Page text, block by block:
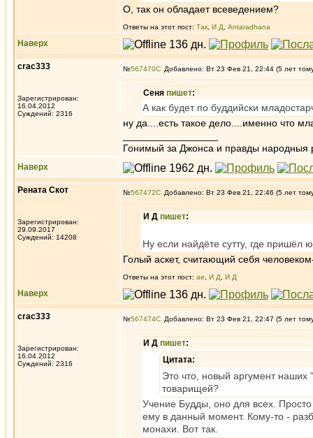
О, так он обладает всеведением?
Ответы на этот пост: Так И Д Antaradhana
Наверх
crac333
Зарегистрирован:
16.04.2012
Суждений: 2316
№567470 Добавлено: Вт 23 Фев 21, 22:44 (5 лет
Сеня пишет:
А как будет по буддийски
ну да....есть такое дело....именно что
Гонимый за Джонса и правды народныя
Наверх
Рената Скот
Зарегистрирован:
29.09.2017
Суждений: 14208
№567472 Добавлено: Вт 23 Фев 21, 22:46 (5 лет
И Д пишет:
Ну если найдёте сутту, где пришёл
Голый аскет, считающий себя
Ответы на этот пост: ae И Д И Д
Наверх
crac333
Зарегистрирован:
16.04.2012
Суждений: 2316
№567474 Добавлено: Вт 23 Фев 21, 22:47 (5 лет
И Д пишет:
Цитата:
Это что, новый аргумент наших
товарищей?
Учение Будды, оно для всех.
ему в данный момент. Кому-то -
монахи. Вот так.